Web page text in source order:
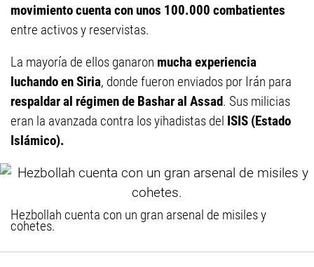
movimiento cuenta con unos 100.000 combatientes
entre activos y reservistas.
La mayoría de ellos ganaron mucha experiencia
luchando en Siria, donde fueron enviados por Irán para
respaldar al régimen de Bashar al Assad. Sus milicias
eran la avanzada contra los yihadistas del ISIS (Estado
Islámico).
Hezbollah cuenta con un gran arsenal de misiles y
cohetes.